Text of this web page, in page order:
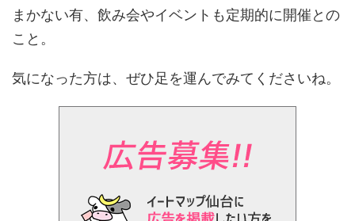
まかない有、飲み会やイベントも定期的に開催との
こと。
気になった方は、ぜひ足を運んでみてくださいね。